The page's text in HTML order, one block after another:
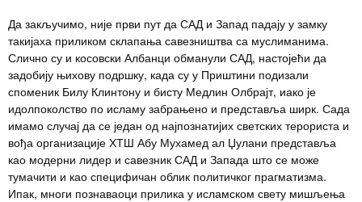
Да закључимо, није први пут да САД и Запад падају у замку
такијаха приликом склапања савезништва са муслиманима.
Слично су и косовски Албанци обманули САД, настојећи да
задобију њихову подршку, када су у Приштини подизали
споменик Билу Клинтону и бисту Медлин Олбрајт, иако је
идолпоколство по исламу забрањено и представља ширк. Сада
имамо случај да се један од најпознатијих светских терориста и
вођа организације ХТШ Абу Мухамед ал Џулани представља
као модерни лидер и савезник САД и Запада што се може
тумачити и као специфичан облик политичког прагматизма.
Ипак, многи познаваоци прилика у исламском свету мишљења